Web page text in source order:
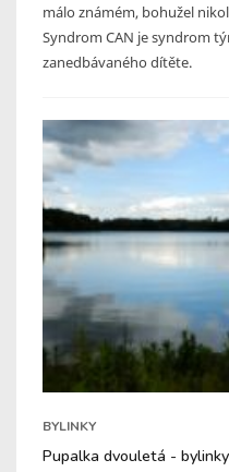
málo známém, bohužel
Syndrom CAN je syndrom
zanedbávaného dítěte.
BYLINKY
Pupalka dvouletá -